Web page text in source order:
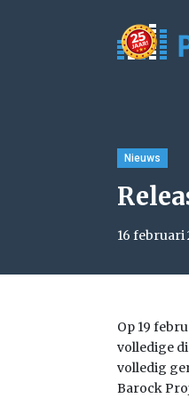
Nieuws
16 februari
Op 19
volledige
volledig
Barock